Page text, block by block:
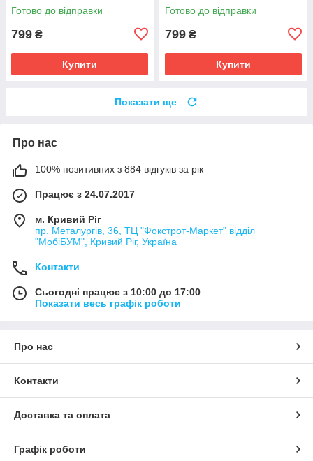
(PCMCIP160008)
Готово до відправки
799 ₴
Купити
Готово до відправки
799 ₴
Купити
Показати ще
Про нас
100% позитивних з 884 відгуків за рік
Працює з 24.07.2017
м. Кривий Ріг
пр. Металургів, 36, ТЦ "Фокстрот-Маркет" відділ
"МобіБУМ", Кривий Ріг, Україна
Контакти
Сьогодні працює з 10:00 до 17:00
Показати весь графік роботи
Про нас
Контакти
Доставка та оплата
Графік роботи